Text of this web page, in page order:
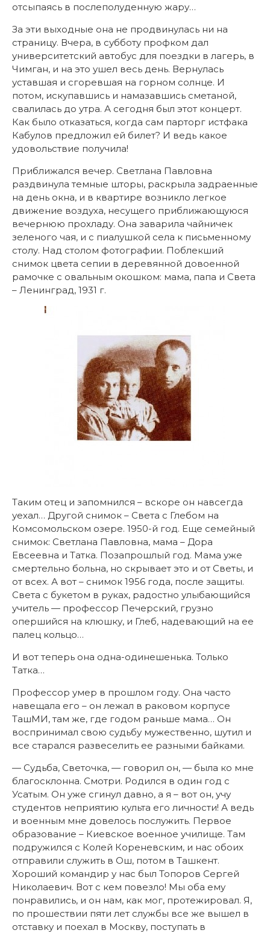
отсыпаясь в послеполуденную жару…
За эти выходные она не продвинулась ни на
страницу. Вчера, в субботу профком дал
университетский автобус для поездки в лагерь, в
Чимган, и на это ушел весь день. Вернулась
уставшая и сгоревшая на горном солнце. И
потом, искупавшись и намазавшись сметаной,
свалилась до утра. А сегодня был этот концерт.
Как было отказаться, когда сам парторг истфака
Кабулов предложил ей билет? И ведь какое
удовольствие получила!
Приближался вечер. Светлана Павловна
раздвинула темные шторы, раскрыла задраенные
на день окна, и в квартире возникло легкое
движение воздуха, несущего приближающуюся
вечернюю прохладу. Она заварила чайничек
зеленого чая, и с пиалушкой села к письменному
столу. Над столом фотографии. Поблекший
снимок цвета сепии в деревянной довоенной
рамочке с овальным окошком: мама, папа и Света
– Ленинград, 1931 г.
Таким отец и запомнился – вскоре он навсегда
уехал… Другой снимок – Света с Глебом на
Комсомольском озере. 1950-й год. Еще семейный
снимок: Светлана Павловна, мама – Дора
Евсеевна и Татка. Позапрошлый год. Мама уже
смертельно больна, но скрывает это и от Светы, и
от всех. А вот – снимок 1956 года, после защиты.
Света с букетом в руках, радостно улыбающийся
учитель — профессор Печерский, грузно
опершийся на клюшку, и Глеб, надевающий на ее
палец кольцо…
И вот теперь она одна-одинешенька. Только
Татка…
Профессор умер в прошлом году. Она часто
навещала его – он лежал в раковом корпусе
ТашМИ, там же, где годом раньше мама… Он
воспринимал свою судьбу мужественно, шутил и
все старался развеселить ее разными байками.
— Судьба, Светочка, — говорил он, — была ко мне
благосклонна. Смотри. Родился в один год с
Усатым. Он уже сгинул давно, а я – вот он, учу
студентов неприятию культа его личности! А ведь
и военным мне довелось послужить. Первое
образование – Киевское военное училище. Там
подружился с Колей Кореневским, и нас обоих
отправили служить в Ош, потом в Ташкент.
Хороший командир у нас был Топоров Сергей
Николаевич. Вот с кем повезло! Мы оба ему
понравились, и он нам, как мог, протежировал. Я,
по прошествии пяти лет службы все же вышел в
отставку и поехал в Москву, поступать в